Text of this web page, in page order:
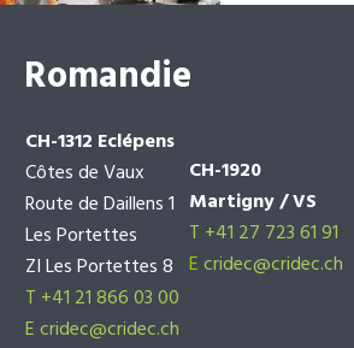
Romandie
CH-1312 Eclépens
Côtes de Vaux
Route de Daillens 1
Les Portettes
ZI Les Portettes 8
T +41 21 866 03 00
Ecridec@cridec.ch
CH-1920
Martigny / VS
T +41 27 723 61 91
Ecridec@cridec.ch